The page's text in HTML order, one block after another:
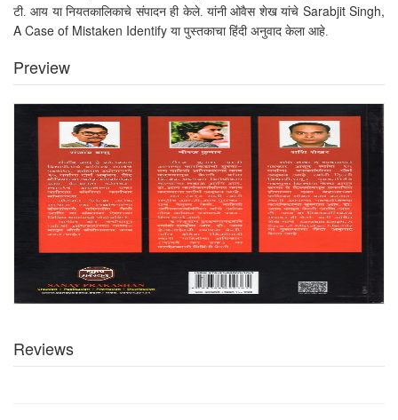
टी. आय या नियतकालिकाचे संपादन ही केले. यांनी ओवैस शेख यांचे Sarabjit Singh,
A Case of Mistaken Identify या पुस्तकाचा हिंदी अनुवाद केला आहे.
Preview
Reviews